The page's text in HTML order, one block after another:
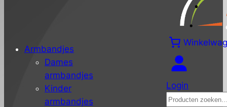
Armbandjes
Dames
armbandjes
Kinder
armbandjes
Login
Zoeken